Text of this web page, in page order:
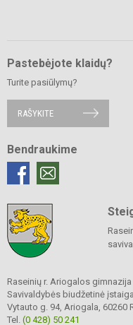
Pastebėjote klaidų?
Turite pasiūlymų?
RAŠYKITE
Bendraukime
Raseinių r. Ariogalos gimnazija
Savivaldybės biudžetinė įstaiga
Vytauto g. 94, Ariogala, 60260
Tel. (0 428) 50 241